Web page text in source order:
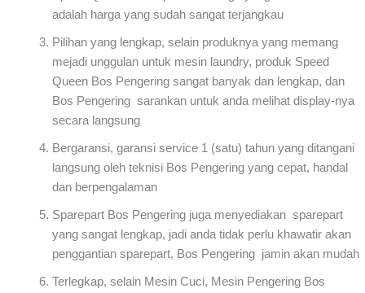
adalah harga yang sudah sangat terjangkau
Pilihan yang lengkap, selain produknya yang memang
mejadi unggulan untuk mesin laundry, produk Speed
Queen Bos Pengering sangat banyak dan lengkap, dan
Bos Pengering sarankan untuk anda melihat display-nya
secara langsung
Bergaransi, garansi service 1 (satu) tahun yang ditangani
langsung oleh teknisi Bos Pengering yang cepat, handal
dan berpengalaman
Sparepart Bos Pengering juga menyediakan sparepart
yang sangat lengkap, jadi anda tidak perlu khawatir akan
penggantian sparepart, Bos Pengering jamin akan mudah
Terlegkap, selain Mesin Cuci, Mesin Pengering Bos